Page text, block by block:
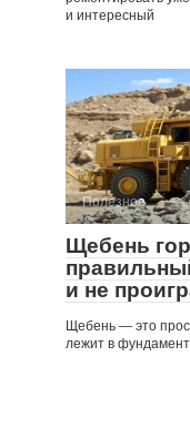
и интересный
Полезное
Щебень
и не
Щебень — это
лежит в